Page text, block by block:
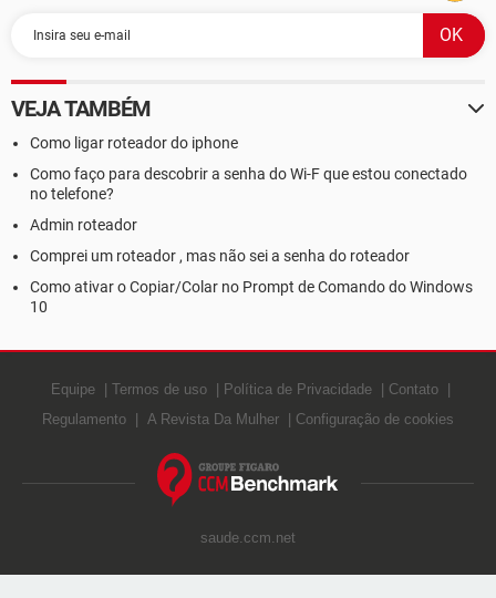
VEJA TAMBÉM
Como ligar roteador do iphone
Como faço para descobrir a senha do Wi-F que estou conectado
no telefone?
Admin roteador
Comprei um roteador , mas não sei a senha do roteador
Como ativar o Copiar/Colar no Prompt de Comando do Windows
10
Equipe Termos de uso Política de Privacidade
Contato
Regulamento
A Revista Da Mulher Configuração de cookies
saude.ccm.net